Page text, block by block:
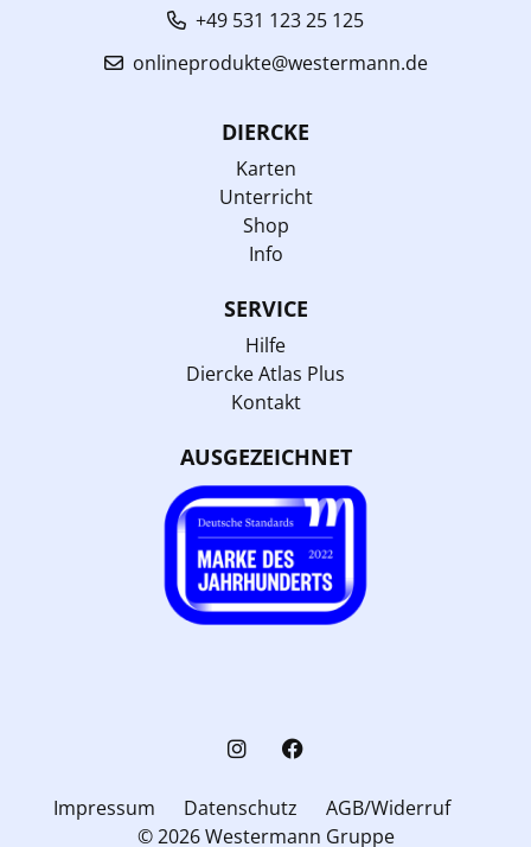
+49 531 123 25 125
onlineprodukte@westermann.de
DIERCKE
Karten
Unterricht
Shop
Info
SERVICE
Hilfe
Diercke Atlas Plus
Kontakt
AUSGEZEICHNET
Impressum Datenschutz
AGB/Widerruf
© 2026 Westermann Gruppe